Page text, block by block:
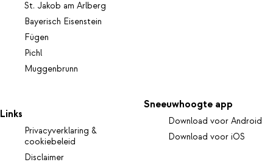
St. Jakob am Arlberg
Bayerisch Eisenstein
Fügen
Pichl
Muggenbrunn
Links
Privacyverklaring &
cookiebeleid
Disclaimer
Sneeuwhoogte app
Download voor Android
Download voor iOS